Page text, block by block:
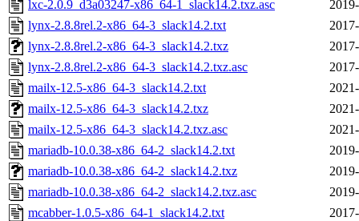
lxc-2.0.9_d3a03247-x86_64-1_slack14.2.txz.asc
lynx-2.8.8rel.2-x86_64-3_slack14.2.txt
lynx-2.8.8rel.2-x86_64-3_slack14.2.txz
lynx-2.8.8rel.2-x86_64-3_slack14.2.txz.asc
mailx-12.5-x86_64-3_slack14.2.txt
mailx-12.5-x86_64-3_slack14.2.txz
mailx-12.5-x86_64-3_slack14.2.txz.asc
mariadb-10.0.38-x86_64-2_slack14.2.txt
mariadb-10.0.38-x86_64-2_slack14.2.txz
mariadb-10.0.38-x86_64-2_slack14.2.txz.asc
mcabber-1.0.5-x86_64-1_slack14.2.txt